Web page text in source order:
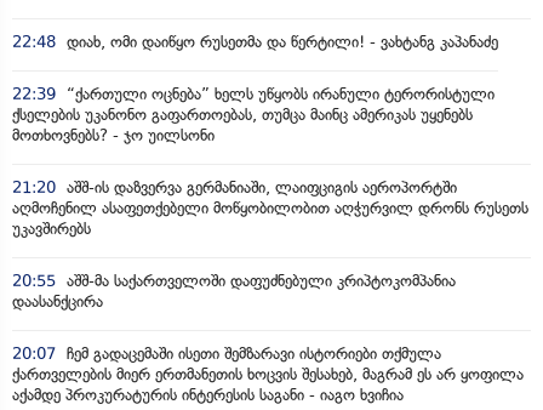
22:48 დიახ, ომი დაიწყო რუსეთმა და წერტილი! - ვახტანგ კაპანაძე
22:39
“ქართული ოცნება” ხელს უწყობს ირანული ტერორისტული
ქსელების უკანონო გაფართოებას, თუმცა მაინც ამერიკას უყენებს
მოთხოვნებს? - ჯო უილსონი
21:20 აშშ-ის დაზვერვა გერმანიაში, ლაიფციგის აეროპორტში
აღმოჩენილ ასაფეთქებელი მოწყობილობით აღჭურვილ დრონს რუსეთს
უკავშირებს
20:55 აშშ-მა საქართველოში დაფუძნებული კრიპტოკომპანია
დაასანქცირა
20:07 ჩემ გადაცემაში ისეთი შემზარავი ისტორიები თქმულა
ქართველების მიერ ერთმანეთის ხოცვის შესახებ, მაგრამ ეს არ ყოფილა
აქამდე პროკურატურის ინტერესის საგანი - იაგო ხვიჩია